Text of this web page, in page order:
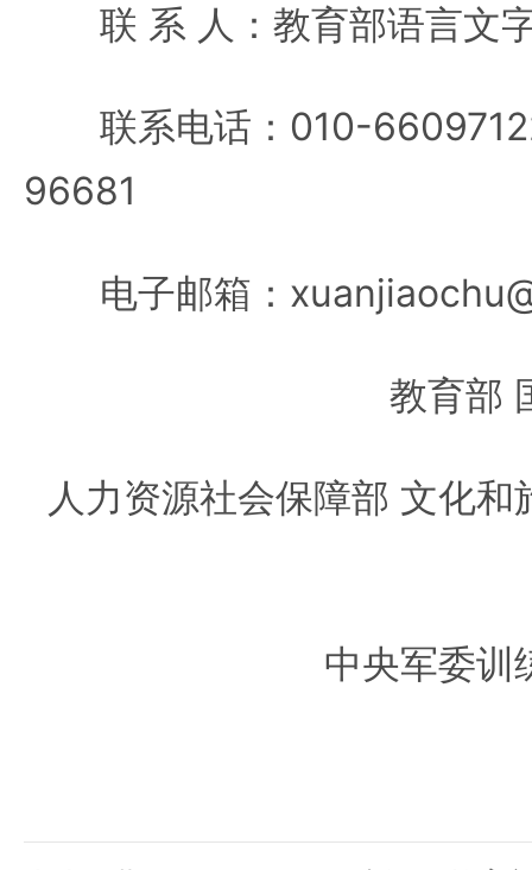
联 系 人：教育部语言文
联系电话：010-
96681
电子邮箱：
教育部
人力资源社会保障部 文化
中央军委训